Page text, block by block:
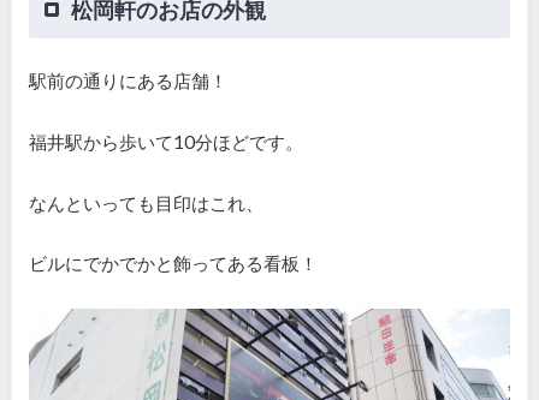
松岡軒のお店の外観
駅前の通りにある店舗！
福井駅から歩いて10分ほどです。
なんといっても目印はこれ、
ビルにでかでかと飾ってある看板！